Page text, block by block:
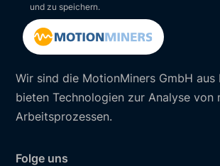
Wir sind die MotionMiners GmbH
bieten Technologien zur Analyse von
Arbeitsprozessen.
Folge uns
und zu speichern.